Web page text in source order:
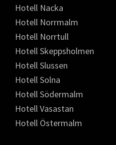
Hotell Nacka
Hotell Norrmalm
Hotell Norrtull
Hotell Skeppsholmen
Hotell Slussen
Hotell Solna
Hotell Södermalm
Hotell Vasastan
Hotell Östermalm